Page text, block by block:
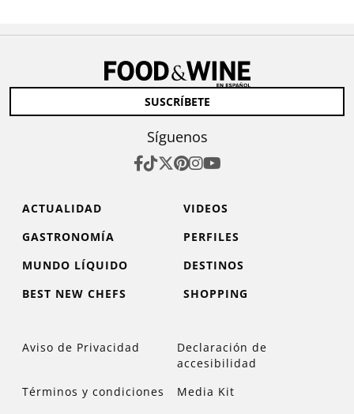
SUSCRÍBETE
Síguenos
ACTUALIDAD
VIDEOS
GASTRONOMÍA
PERFILES
MUNDO LÍQUIDO
DESTINOS
BEST NEW CHEFS
SHOPPING
Aviso de Privacidad
Declaración de
accesibilidad
Términos y condiciones
Media Kit